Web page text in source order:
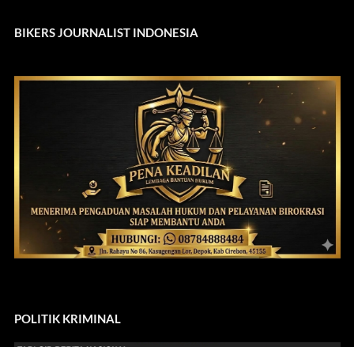
BIKERS JOURNALIST INDONESIA
POLITIK KRIMINAL